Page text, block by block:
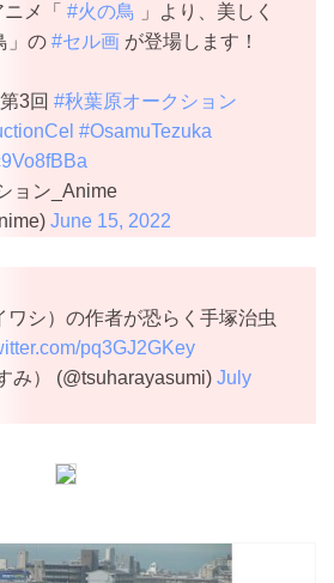
メ「 #火の鳥 」より、美しく
」の #セル画が登場します！
3回 #秋葉原オークション
#OsamuTezuka
ョン_Anime
June 15, 2022
ワシ）の作者が恐らく手塚治虫
pq3GJ2GKey
み） (@tsuharayasumi) July